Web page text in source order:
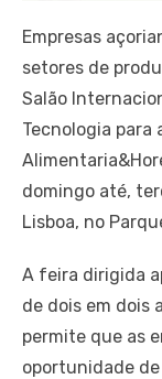
Empresas
setores de
Salão
Tecnologia para
domingo até,
Lisboa, no
A feira dirigida
de dois em dois
permite que as
oportunidade